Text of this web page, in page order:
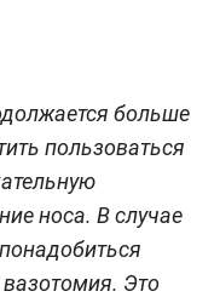
больше
пользоваться
носа. В случае
Это